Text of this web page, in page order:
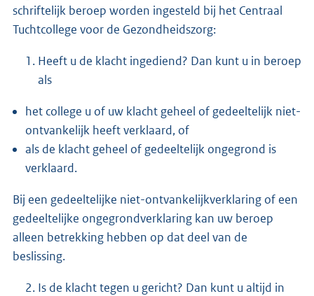
schriftelijk beroep worden ingesteld bij het Centraal
Tuchtcollege voor de Gezondheidszorg:
Heeft u de klacht ingediend? Dan kunt u in beroep
als
het college u of uw klacht geheel of gedeeltelijk niet-
ontvankelijk heeft verklaard, of
als de klacht geheel of gedeeltelijk ongegrond is
verklaard.
Bij een gedeeltelijke niet-ontvankelijkverklaring of een
gedeeltelijke ongegrondverklaring kan uw beroep
alleen betrekking hebben op dat deel van de
beslissing.
Is de klacht tegen u gericht? Dan kunt u altijd in